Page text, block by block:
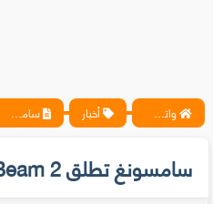
واتس آب ، فيسبوك ، أنترنت ، شروحات تقنية حصرية - المحترف أخبار سامسونغ تطلق Galaxy Beam 2
سامسونغ تطلق Galaxy Beam 2